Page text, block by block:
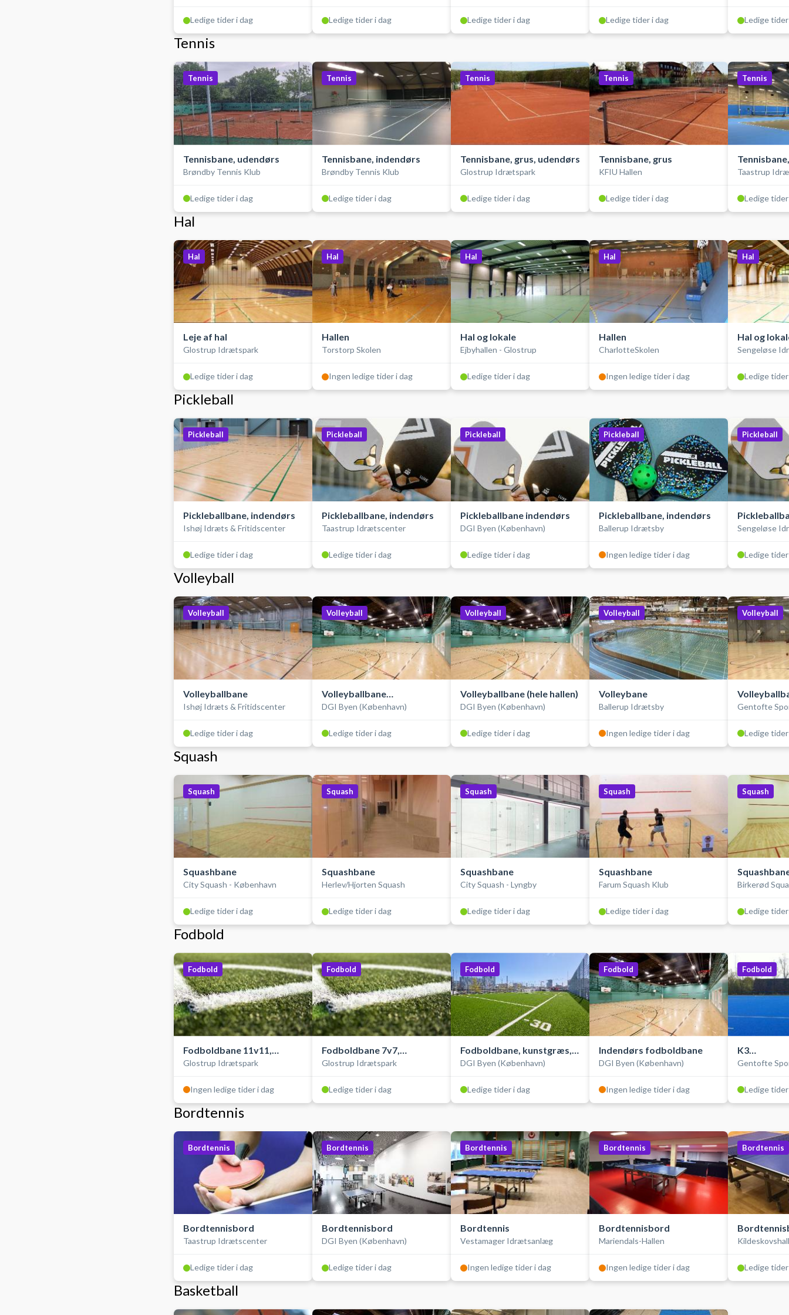
Ledige tider i dag Ledige tider i dag Ledige tider i dag Ledige tider i dag Ledige
Tennis
Tennis
Tennisbane, udendørs
Brøndby Tennis Klub
Ledige tider i dag
Tennis
Tennisbane, indendørs
Brøndby Tennis Klub
Ledige tider i dag
Tennis
Tennisbane, grus, udendørs
Glostrup Idrætspark
Ledige tider i dag
Tennis
Tennisbane, grus
KFIU Hallen
Ledige tider i dag
Tennis
Taastrup
Ledige
Hal
Hal
Leje af hal
Glostrup Idrætspark
Ledige tider i dag
Hal
Hallen
Torstorp Skolen
Ingen ledige tider i dag
Hal
Hal og lokale
Ejbyhallen - Glostrup
Ledige tider i dag
Hal
Hallen
CharlotteSkolen
Ingen ledige tider i dag
Hal
Hal og
Sengeløse
Ledige
Pickleball
Pickleball
Pickleballbane, indendørs
Ishøj Idræts & Fritidscenter
Ledige tider i dag
Pickleball
Pickleballbane, indendørs
Taastrup Idrætscenter
Ledige tider i dag
Pickleball
Pickleballbane indendørs
DGI Byen (København)
Ledige tider i dag
Pickleball
Pickleballbane, indendørs
Ballerup Idrætsby
Ingen ledige tider i dag
Pickleball
Sengeløse
Ledige
Volleyball
Volleyball
Volleyballbane
Ishøj Idræts & Fritidscenter
Ledige tider i dag
Volleyball
Volleyballbane
(træningsbane)
DGI Byen (København)
Ledige tider i dag
Volleyball
Volleyballbane (hele hallen)
DGI Byen (København)
Ledige tider i dag
Volleyball
Volleybane
Ballerup Idrætsby
Ingen ledige tider i dag
Volleyball
Gentofte
Ledige
Squash
Squash
Squashbane
City Squash - København
Ledige tider i dag
Squash
Squashbane
Herlev/Hjorten Squash
Ledige tider i dag
Squash
Squashbane
City Squash - Lyngby
Ledige tider i dag
Squash
Squashbane
Farum Squash Klub
Ledige tider i dag
Squash
Birkerød
Ledige
Fodbold
Fodbold
Fodboldbane 11v11,
kunstgræs, ude
Glostrup Idrætspark
Ingen ledige tider i dag
Fodbold
Fodboldbane 7v7,
kunstgræs, ude
Glostrup Idrætspark
Ledige tider i dag
Fodbold
Fodboldbane, kunstgræs,
udendørs
DGI Byen (København)
Ledige tider i dag
Fodbold
Indendørs fodboldbane
DGI Byen (København)
Ingen ledige tider i dag
Fodbold
K3
Hockey-/
Gentofte
Ledige
Bordtennis
Bordtennis
Bordtennisbord
Taastrup Idrætscenter
Ledige tider i dag
Bordtennis
Bordtennisbord
DGI Byen (København)
Ledige tider i dag
Bordtennis
Bordtennis
Vestamager Idrætsanlæg
Ingen ledige tider i dag
Bordtennis
Bordtennisbord
Mariendals-Hallen
Ingen ledige tider i dag
Bordtennis
Ledige
Basketball